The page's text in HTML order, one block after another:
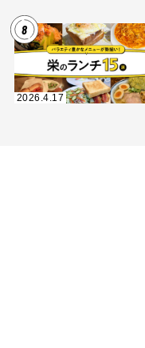
8
2026.4.17